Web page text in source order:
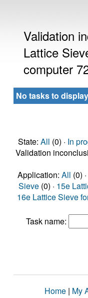
Validation
Lattice
computer
No tasks to display
State: All (0) · In
Validation
Application: All (0) ·
Sieve (0) · 15e
16e Lattice Sieve
Task name:
Home | My